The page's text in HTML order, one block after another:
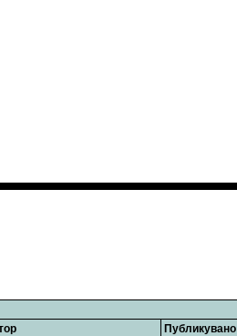
Публикувано